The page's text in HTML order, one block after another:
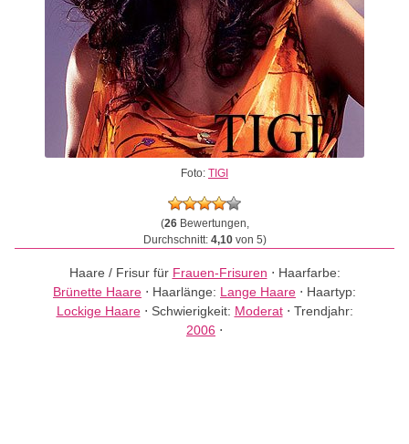
Foto: TIGI
(26Bewertungen,
Durchschnitt: 4,10von 5)
Haare / Frisur für Frauen-Frisuren ⋅ Haarfarbe:
Brünette Haare ⋅ Haarlänge: Lange Haare ⋅ Haartyp:
Lockige Haare⋅ Schwierigkeit: Moderat⋅ Trendjahr:
2006 ⋅